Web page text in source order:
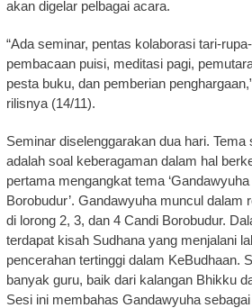
akan digelar pelbagai acara.
“Ada seminar, pentas kolaborasi tari-
pembacaan puisi, meditasi pagi,
pesta buku, dan pemberian
rilisnya (14/11).
Seminar diselenggarakan dua hari.
adalah soal keberagaman dalam hal
pertama mengangkat tema
Borobudur’. Gandawyuha muncul dalam
di lorong 2, 3, dan 4 Candi Borobudur.
terdapat kisah Sudhana yang menjalani
pencerahan tertinggi dalam KeBudhaan.
banyak guru, baik dari kalangan Bhikku
Sesi ini membahas Gandawyuha